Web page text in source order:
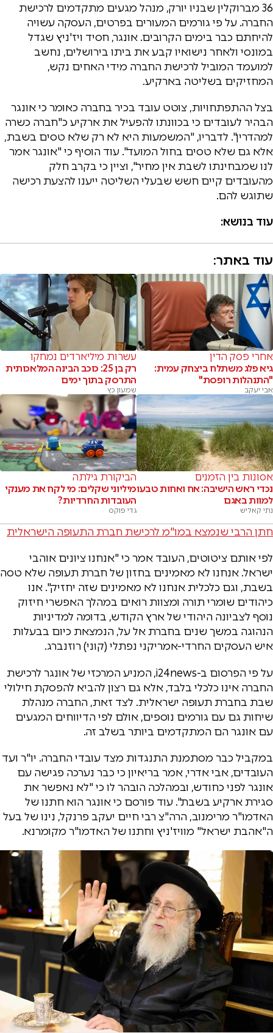
36 מברוקלין שבניו יורק, מנהל מגעים מתקדמים לרכישת
החברה. על פי גורמים המעורים בפרטים, העסקה עשויה
להיחתם כבר בימים הקרובים. אונגר, חסיד ויז'ניץ שגדל
במונסי ולאחר נישואיו קבע את ביתו בירושלים, נחשב
למועמד המוביל לרכישת החברה מידי האחים נקש,
המחזיקים בשליטה בארקיע.
בצל ההתפתחויות, צוטט עובד בכיר בחברה כאומר כי אונגר
הבהיר לעובדים כי בכוונתו להפעיל את ארקיע כ"חברה כשרה
למהדרין". לדבריו, "המשמעות היא לא רק שלא טסים בשבת,
אלא גם שלא טסים בחול המועד". עוד הוסיף כי "אונגר אמר
לנו שמבחינתו לשבת אין מחיר", וציין כי בקרב חלק
מהעובדים קיים חשש שבעלי השליטה ייענו להצעת רכישה
שתוגש להם.
עוד בנושא:
עוד באתר:
אחרי פסק הדין
גיא פלג משתלח ביצחק עמית:
"התנהלות רופסת"
אבי יעקב
עשרות מיליארדים נמחקו
רק בן 25: כוכב הבינה המלאכותית
התרסק בתוך ימים
שמעון כץ
אסונות בין הזמנים
נכדי ראש הישיבה: אח ואחות טבעו
למוות באגם
נתי קאליש
הביקורת גילתה
מיליוני שקלים: מי לקח את מענקי
העובדות החרדיות?
גדי פוקס
חתן הרבי שנמצא במו"מ לרכישת חברת התעופה הישראלית
לפי אותם ציטוטים, העובד אמר כי "אנחנו ציונים אוהבי
ישראל. אנחנו לא מאמינים בחזון של חברת תעופה שלא טסה
בשבת, וגם כלכלית אנחנו לא מאמינים שזה יחזיק". אנו
כיהודים שומרי תורה ומצוות רואים במהלך האפשרי חיזוק
נוסף לצביונה היהודי של ארץ הקודש, בדומה למדיניות
הנהוגה במשך שנים בחברת אל על, הנמצאת כיום בבעלות
איש העסקים החרדי-אמריקני נפתלי (קוני) רוזנברג.
על פי הפרסום ב-i24news, המניע המרכזי של אונגר לרכישת
החברה אינו כלכלי בלבד, אלא גם רצון להביא להפסקת חילולי
שבת בחברת תעופה ישראלית. לצד זאת, החברה מנהלת
שיחות גם עם גורמים נוספים, אולם לפי הדיווחים המגעים
עם אונגר הם המתקדמים ביותר בשלב זה.
במקביל כבר מסתמנת התנגדות מצד עובדי החברה. יו"ר ועד
העובדים, אבי אדרי, אמר בריאיון כי כבר נערכה פגישה עם
אונגר לפני כחודש, ובמהלכה הובהר לו כי "לא נאפשר את
סגירת ארקיע בשבת". עוד פורסם כי אונגר הוא חתנו של
האדמו"ר מרימנוב, הרה"צ רבי חיים יעקב פרנקל, נינו של בעל
ה"אהבת ישראל" מוויז'ניץ וחתנו של האדמו"ר מקומרנא.